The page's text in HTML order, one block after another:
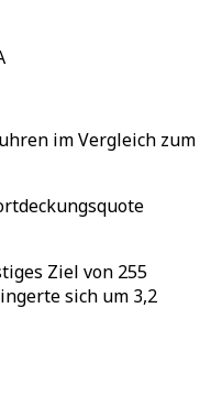
im Vergleich zum
Ziel von 255
sich um 3,2